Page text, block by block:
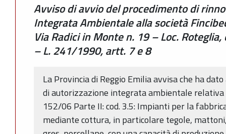
Avviso di avvio del procedimento di
Integrata Ambientale alla società
Via Radici in Monte n. 19 – Loc.
– L. 241/1990, artt. 7 e 8
La Provincia di Reggio Emilia avvisa che ha
di autorizzazione integrata ambientale relativa
152/06 Parte II: cod. 3.5: Impianti per la
mediante cottura, in particolare tegole,